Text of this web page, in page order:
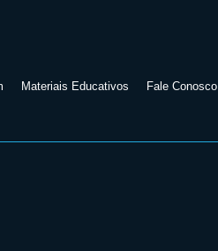
Materiais Educativos Fale Conosco